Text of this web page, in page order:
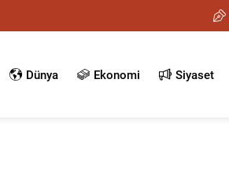
Dünya Ekonomi Siyaset